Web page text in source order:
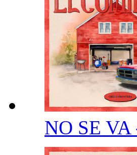
NO SE